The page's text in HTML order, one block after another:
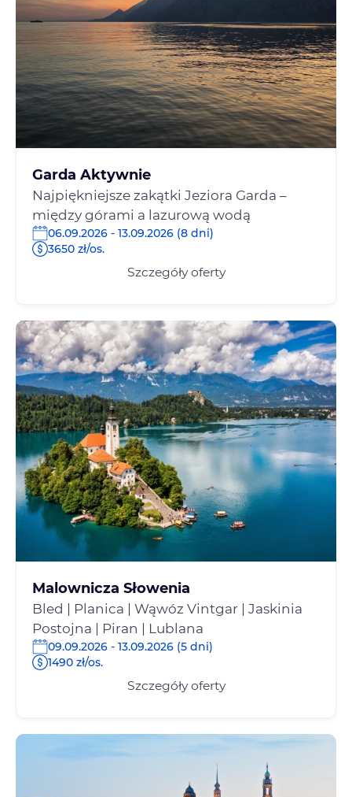
Garda Aktywnie
Najpiękniejsze zakątki Jeziora Garda –
między górami a lazurową wodą
06.09.2026 - 13.09.2026 (8 dni)
3650 zł/os.
Szczegóły oferty
Malownicza Słowenia
Bled | Planica | Wąwóz Vintgar | Jaskinia
Postojna | Piran | Lublana
09.09.2026 - 13.09.2026 (5 dni)
1490 zł/os.
Szczegóły oferty